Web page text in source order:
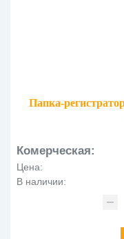
Папка-
Комерческая:
Цена:
В наличии: